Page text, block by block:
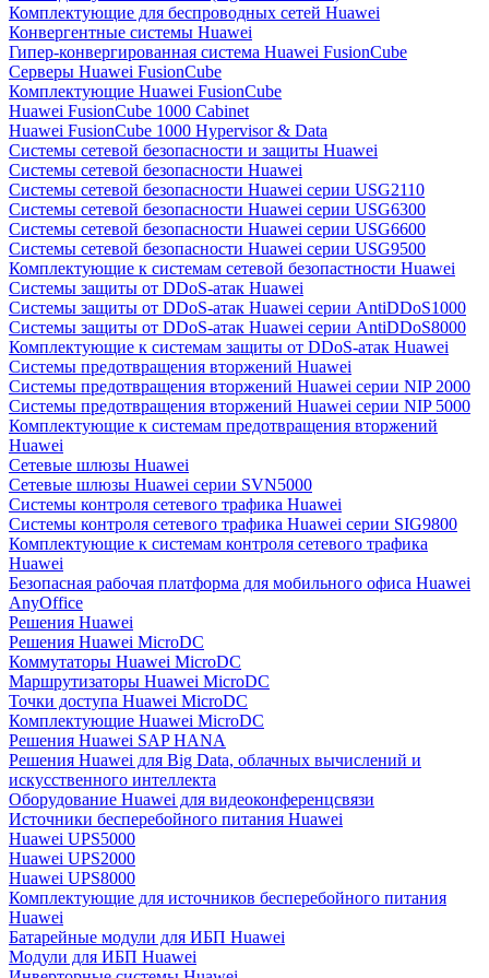
Комплектующие для беспроводных сетей Huawei
Конвергентные системы Huawei
Гипер-конвергированная система Huawei FusionCube
Серверы Huawei FusionCube
Комплектующие Huawei FusionCube
Huawei FusionCube 1000 Cabinet
Huawei FusionCube 1000 Hypervisor & Data
Системы сетевой безопасности и защиты Huawei
Системы сетевой безопасности Huawei
Системы сетевой безопасности Huawei серии USG2110
Системы сетевой безопасности Huawei серии USG6300
Системы сетевой безопасности Huawei серии USG6600
Системы сетевой безопасности Huawei серии USG9500
Комплектующие к системам сетевой безопастности Huawei
Системы защиты от DDoS-атак Huawei
Системы защиты от DDoS-атак Huawei серии AntiDDoS1000
Системы защиты от DDoS-атак Huawei серии AntiDDoS8000
Комплектующие к системам защиты от DDoS-атак Huawei
Системы предотвращения вторжений Huawei
Системы предотвращения вторжений Huawei серии NIP 2000
Системы предотвращения вторжений Huawei серии NIP 5000
Комплектующие к системам предотвращения вторжений
Huawei
Сетевые шлюзы Huawei
Сетевые шлюзы Huawei серии SVN5000
Системы контроля сетевого трафика Huawei
Системы контроля сетевого трафика Huawei серии SIG9800
Комплектующие к системам контроля сетевого трафика
Huawei
Безопасная рабочая платформа для мобильного офиса Huawei
AnyOffice
Решения Huawei
Решения Huawei MicroDC
Коммутаторы Huawei MicroDC
Маршрутизаторы Huawei MicroDC
Точки доступа Huawei MicroDC
Комплектующие Huawei MicroDC
Решения Huawei SAP HANA
Решения Huawei для Big Data, облачных вычислений и
искусственного интеллекта
Оборудование Huawei для видеоконференцсвязи
Источники бесперебойного питания Huawei
Huawei UPS5000
Huawei UPS2000
Huawei UPS8000
Комплектующие для источников бесперебойного питания
Huawei
Батарейные модули для ИБП Huawei
Модули для ИБП Huawei